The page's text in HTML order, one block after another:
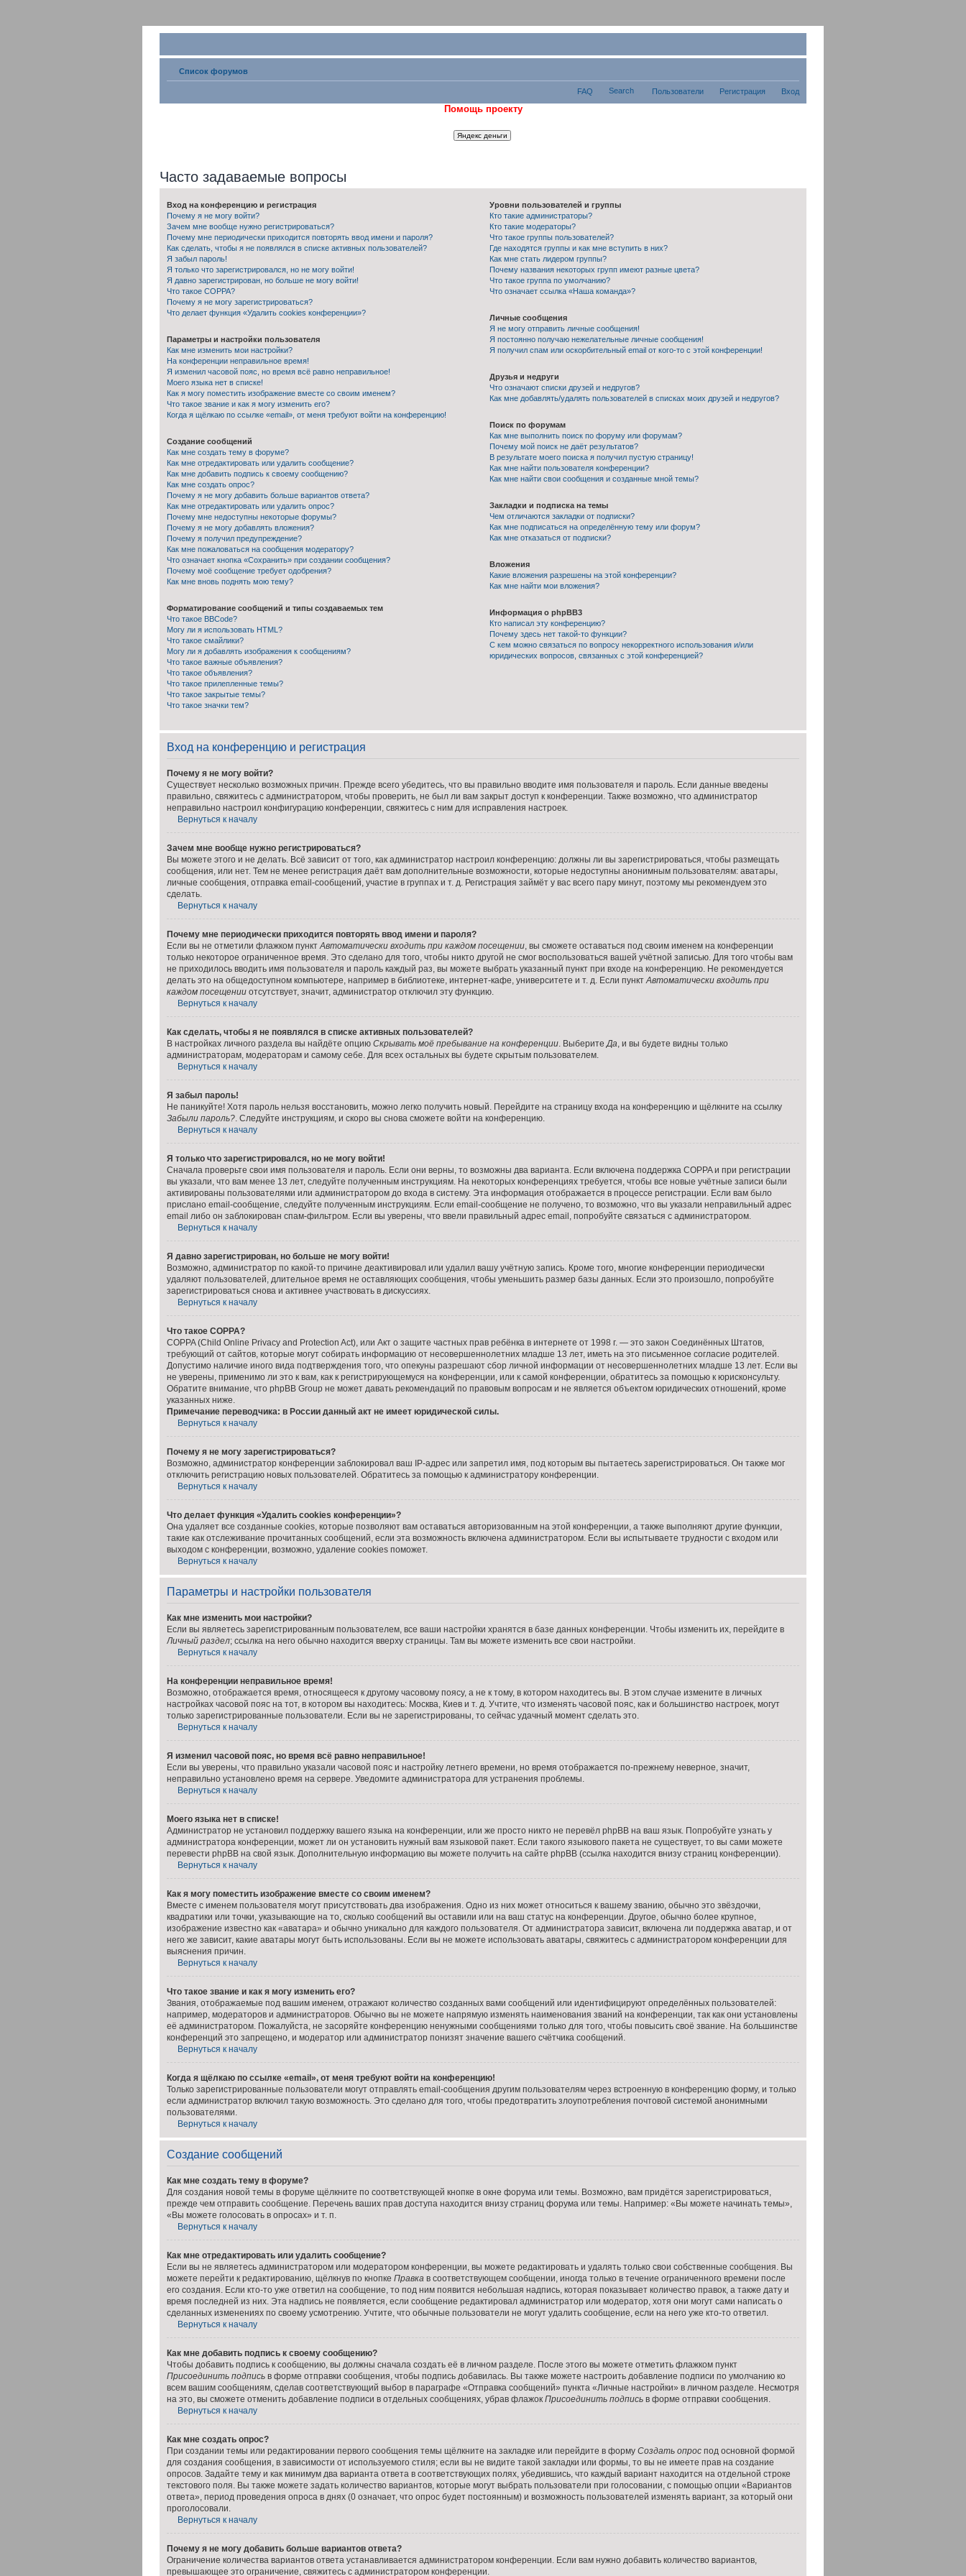
Список форумов
FAQ Search Пользователи Регистрация Вход
Помощь проекту
Часто задаваемые вопросы
Вход на конференцию и регистрация
Почему я не могу войти?
Зачем мне вообще нужно регистрироваться?
Почему мне периодически приходится повторять ввод имени и пароля?
Как сделать, чтобы я не появлялся в списке активных пользователей?
Я забыл пароль!
Я только что зарегистрировался, но не могу войти!
Я давно зарегистрирован, но больше не могу войти!
Что такое COPPA?
Почему я не могу зарегистрироваться?
Что делает функция «Удалить cookies конференции»?
Параметры и настройки пользователя
Как мне изменить мои настройки?
На конференции неправильное время!
Я изменил часовой пояс, но время всё равно неправильное!
Моего языка нет в списке!
Как я могу поместить изображение вместе со своим именем?
Что такое звание и как я могу изменить его?
Когда я щёлкаю по ссылке «email», от меня требуют войти на конференцию!
Создание сообщений
Как мне создать тему в форуме?
Как мне отредактировать или удалить сообщение?
Как мне добавить подпись к своему сообщению?
Как мне создать опрос?
Почему я не могу добавить больше вариантов ответа?
Как мне отредактировать или удалить опрос?
Почему мне недоступны некоторые форумы?
Почему я не могу добавлять вложения?
Почему я получил предупреждение?
Как мне пожаловаться на сообщения модератору?
Что означает кнопка «Сохранить» при создании сообщения?
Почему моё сообщение требует одобрения?
Как мне вновь поднять мою тему?
Форматирование сообщений и типы создаваемых тем
Что такое BBCode?
Могу ли я использовать HTML?
Что такое смайлики?
Могу ли я добавлять изображения к сообщениям?
Что такое важные объявления?
Что такое объявления?
Что такое прилепленные темы?
Что такое закрытые темы?
Что такое значки тем?
Уровни пользователей и группы
Кто такие администраторы?
Кто такие модераторы?
Что такое группы пользователей?
Где находятся группы и как мне вступить в них?
Как мне стать лидером группы?
Почему названия некоторых групп имеют разные цвета?
Что такое группа по умолчанию?
Что означает ссылка «Наша команда»?
Личные сообщения
Я не могу отправить личные сообщения!
Я постоянно получаю нежелательные личные сообщения!
Я получил спам или оскорбительный email от кого-то с этой конференции!
Друзья и недруги
Что означают списки друзей и недругов?
Как мне добавлять/удалять пользователей в списках моих друзей и недругов?
Поиск по форумам
Как мне выполнить поиск по форуму или форумам?
Почему мой поиск не даёт результатов?
В результате моего поиска я получил пустую страницу!
Как мне найти пользователя конференции?
Как мне найти свои сообщения и созданные мной темы?
Закладки и подписка на темы
Чем отличаются закладки от подписки?
Как мне подписаться на определённую тему или форум?
Как мне отказаться от подписки?
Вложения
Какие вложения разрешены на этой конференции?
Как мне найти мои вложения?
Информация о phpBB3
Кто написал эту конференцию?
Почему здесь нет такой-то функции?
С кем можно связаться по вопросу некорректного использования и/или
юридических вопросов, связанных с этой конференцией?
Вход на конференцию и регистрация
Почему я не могу войти?
Существует несколько возможных причин. Прежде всего убедитесь, что вы правильно вводите имя пользователя и пароль. Если данные введены
правильно, свяжитесь с администратором, чтобы проверить, не был ли вам закрыт доступ к конференции. Также возможно, что администратор
неправильно настроил конфигурацию конференции, свяжитесь с ним для исправления настроек.
Вернуться к началу
Зачем мне вообще нужно регистрироваться?
Вы можете этого и не делать. Всё зависит от того, как администратор настроил конференцию: должны ли вы зарегистрироваться, чтобы размещать
сообщения, или нет. Тем не менее регистрация даёт вам дополнительные возможности, которые недоступны анонимным пользователям: аватары,
личные сообщения, отправка email-сообщений, участие в группах и т. д. Регистрация займёт у вас всего пару минут, поэтому мы рекомендуем это
сделать.
Вернуться к началу
Почему мне периодически приходится повторять ввод имени и пароля?
Если вы не отметили флажком пунктАвтоматически входить при каждом посещении, вы сможете оставаться под своим именем на конференции
только некоторое ограниченное время. Это сделано для того, чтобы никто другой не смог воспользоваться вашей учётной записью. Для того чтобы вам
не приходилось вводить имя пользователя и пароль каждый раз, вы можете выбрать указанный пункт при входе на конференцию. Не рекомендуется
делать это на общедоступном компьютере, например в библиотеке, интернет-кафе, университете и т. д. Если пунктАвтоматически входить при
каждом посещении отсутствует, значит, администратор отключил эту функцию.
Вернуться к началу
Как сделать, чтобы я не появлялся в списке активных пользователей?
В настройках личного раздела вы найдёте опцию Скрывать моё пребывание на конференции. ВыберитеДа, и вы будете видны только
администраторам, модераторам и самому себе. Для всех остальных вы будете скрытым пользователем.
Вернуться к началу
Я забыл пароль!
Не паникуйте! Хотя пароль нельзя восстановить, можно легко получить новый. Перейдите на страницу входа на конференцию и щёлкните на ссылку
Забыли пароль?. Следуйте инструкциям, и скоро вы снова сможете войти на конференцию.
Вернуться к началу
Я только что зарегистрировался, но не могу войти!
Сначала проверьте свои имя пользователя и пароль. Если они верны, то возможны два варианта. Если включена поддержка COPPA и при регистрации
вы указали, что вам менее 13 лет, следуйте полученным инструкциям. На некоторых конференциях требуется, чтобы все новые учётные записи были
активированы пользователями или администратором до входа в систему. Эта информация отображается в процессе регистрации. Если вам было
прислано email-сообщение, следуйте полученным инструкциям. Если email-сообщение не получено, то возможно, что вы указали неправильный адрес
email либо он заблокирован спам-фильтром. Если вы уверены, что ввели правильный адрес email, попробуйте связаться с администратором.
Вернуться к началу
Я давно зарегистрирован, но больше не могу войти!
Возможно, администратор по какой-то причине деактивировал или удалил вашу учётную запись. Кроме того, многие конференции периодически
удаляют пользователей, длительное время не оставляющих сообщения, чтобы уменьшить размер базы данных. Если это произошло, попробуйте
зарегистрироваться снова и активнее участвовать в дискуссиях.
Вернуться к началу
Что такое COPPA?
COPPA (Child Online Privacy and Protection Act), или Акт о защите частных прав ребёнка в интернете от 1998 г. — это закон Соединённых Штатов,
требующий от сайтов, которые могут собирать информацию от несовершеннолетних младше 13 лет, иметь на это письменное согласие родителей.
Допустимо наличие иного вида подтверждения того, что опекуны разрешают сбор личной информации от несовершеннолетних младше 13 лет. Если вы
не уверены, применимо ли это к вам, как к регистрирующемуся на конференции, или к самой конференции, обратитесь за помощью к юрисконсульту.
Обратите внимание, что phpBB Group не может давать рекомендаций по правовым вопросам и не является объектом юридических отношений, кроме
указанных ниже.
Примечание переводчика: в России данный акт не имеет юридической силы.
Вернуться к началу
Почему я не могу зарегистрироваться?
Возможно, администратор конференции заблокировал ваш IP-адрес или запретил имя, под которым вы пытаетесь зарегистрироваться. Он также мог
отключить регистрацию новых пользователей. Обратитесь за помощью к администратору конференции.
Вернуться к началу
Что делает функция «Удалить cookies конференции»?
Она удаляет все созданные cookies, которые позволяют вам оставаться авторизованным на этой конференции, а также выполняют другие функции,
такие как отслеживание прочитанных сообщений, если эта возможность включена администратором. Если вы испытываете трудности с входом или
выходом с конференции, возможно, удаление cookies поможет.
Вернуться к началу
Параметры и настройки пользователя
Как мне изменить мои настройки?
Если вы являетесь зарегистрированным пользователем, все ваши настройки хранятся в базе данных конференции. Чтобы изменить их, перейдите в
Личный раздел; ссылка на него обычно находится вверху страницы. Там вы можете изменить все свои настройки.
Вернуться к началу
На конференции неправильное время!
Возможно, отображается время, относящееся к другому часовому поясу, а не к тому, в котором находитесь вы. В этом случае измените в личных
настройках часовой пояс на тот, в котором вы находитесь: Москва, Киев и т. д. Учтите, что изменять часовой пояс, как и большинство настроек, могут
только зарегистрированные пользователи. Если вы не зарегистрированы, то сейчас удачный момент сделать это.
Вернуться к началу
Я изменил часовой пояс, но время всё равно неправильное!
Если вы уверены, что правильно указали часовой пояс и настройку летнего времени, но время отображается по-прежнему неверное, значит,
неправильно установлено время на сервере. Уведомите администратора для устранения проблемы.
Вернуться к началу
Моего языка нет в списке!
Администратор не установил поддержку вашего языка на конференции, или же просто никто не перевёл phpBB на ваш язык. Попробуйте узнать у
администратора конференции, может ли он установить нужный вам языковой пакет. Если такого языкового пакета не существует, то вы сами можете
перевести phpBB на свой язык. Дополнительную информацию вы можете получить на сайте phpBB (ссылка находится внизу страниц конференции).
Вернуться к началу
Как я могу поместить изображение вместе со своим именем?
Вместе с именем пользователя могут присутствовать два изображения. Одно из них может относиться к вашему званию, обычно это звёздочки,
квадратики или точки, указывающие на то, сколько сообщений вы оставили или на ваш статус на конференции. Другое, обычно более крупное,
изображение известно как «аватара» и обычно уникально для каждого пользователя. От администратора зависит, включена ли поддержка аватар, и от
него же зависит, какие аватары могут быть использованы. Если вы не можете использовать аватары, свяжитесь с администратором конференции для
выяснения причин.
Вернуться к началу
Что такое звание и как я могу изменить его?
Звания, отображаемые под вашим именем, отражают количество созданных вами сообщений или идентифицируют определённых пользователей:
например, модераторов и администраторов. Обычно вы не можете напрямую изменять наименования званий на конференции, так как они установлены
её администратором. Пожалуйста, не засоряйте конференцию ненужными сообщениями только для того, чтобы повысить своё звание. На большинстве
конференций это запрещено, и модератор или администратор понизят значение вашего счётчика сообщений.
Вернуться к началу
Когда я щёлкаю по ссылке «email», от меня требуют войти на конференцию!
Только зарегистрированные пользователи могут отправлять email-сообщения другим пользователям через встроенную в конференцию форму, и только
если администратор включил такую возможность. Это сделано для того, чтобы предотвратить злоупотребления почтовой системой анонимными
пользователями.
Вернуться к началу
Создание сообщений
Как мне создать тему в форуме?
Для создания новой темы в форуме щёлкните по соответствующей кнопке в окне форума или темы. Возможно, вам придётся зарегистрироваться,
прежде чем отправить сообщение. Перечень ваших прав доступа находится внизу страниц форума или темы. Например: «Вы можете начинать темы»,
«Вы можете голосовать в опросах» и т. п.
Вернуться к началу
Как мне отредактировать или удалить сообщение?
Если вы не являетесь администратором или модератором конференции, вы можете редактировать и удалять только свои собственные сообщения. Вы
можете перейти к редактированию, щёлкнув по кнопке Правка в соответствующем сообщении, иногда только в течение ограниченного времени после
его создания. Если кто-то уже ответил на сообщение, то под ним появится небольшая надпись, которая показывает количество правок, а также дату и
время последней из них. Эта надпись не появляется, если сообщение редактировал администратор или модератор, хотя они могут сами написать о
сделанных изменениях по своему усмотрению. Учтите, что обычные пользователи не могут удалить сообщение, если на него уже кто-то ответил.
Вернуться к началу
Как мне добавить подпись к своему сообщению?
Чтобы добавить подпись к сообщению, вы должны сначала создать её в личном разделе. После этого вы можете отметить флажком пункт
Присоединить подпись в форме отправки сообщения, чтобы подпись добавилась. Вы также можете настроить добавление подписи по умолчанию ко
всем вашим сообщениям, сделав соответствующий выбор в параграфе «Отправка сообщений» пункта «Личные настройки» в личном разделе. Несмотря
на это, вы сможете отменить добавление подписи в отдельных сообщениях, убрав флажок Присоединить подпись в форме отправки сообщения.
Вернуться к началу
Как мне создать опрос?
При создании темы или редактировании первого сообщения темы щёлкните на закладке или перейдите в форму Создать опрос под основной формой
для создания сообщения, в зависимости от используемого стиля; если вы не видите такой закладки или формы, то вы не имеете прав на создание
опросов. Задайте тему и как минимум два варианта ответа в соответствующих полях, убедившись, что каждый вариант находится на отдельной строке
текстового поля. Вы также можете задать количество вариантов, которые могут выбрать пользователи при голосовании, с помощью опции «Вариантов
ответа», период проведения опроса в днях (0 означает, что опрос будет постоянным) и возможность пользователей изменять вариант, за который они
проголосовали.
Вернуться к началу
Почему я не могу добавить больше вариантов ответа?
Ограничение количества вариантов ответа устанавливается администратором конференции. Если вам нужно добавить количество вариантов,
превышающее это ограничение, свяжитесь с администратором конференции.